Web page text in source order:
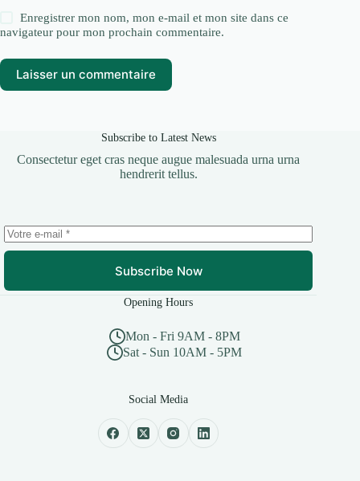
Enregistrer mon nom, mon e-mail et mon site dans ce
navigateur pour mon prochain commentaire.
Laisser un commentaire
Subscribe to Latest News
Consectetur eget cras neque augue malesuada urna urna
hendrerit tellus.
Subscribe Now
Opening Hours
Mon - Fri 9AM - 8PM
Sat - Sun 10AM - 5PM
Social Media